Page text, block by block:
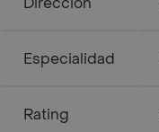
Especialidad
Rating